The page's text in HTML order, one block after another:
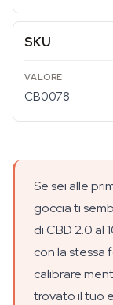
SKU
CB0078
Se sei alle
goccia ti
di CBD 2.0 al
con la stessa
calibrare
trovato il tuo